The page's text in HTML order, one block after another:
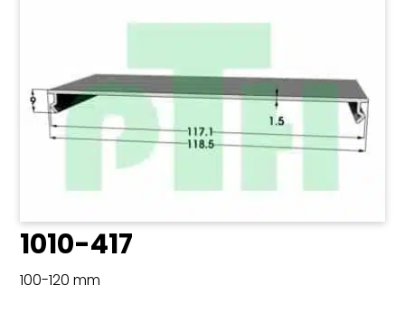
1010-417
100-120 mm